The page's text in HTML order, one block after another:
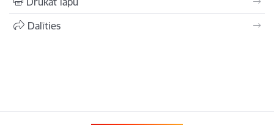
Dalīties